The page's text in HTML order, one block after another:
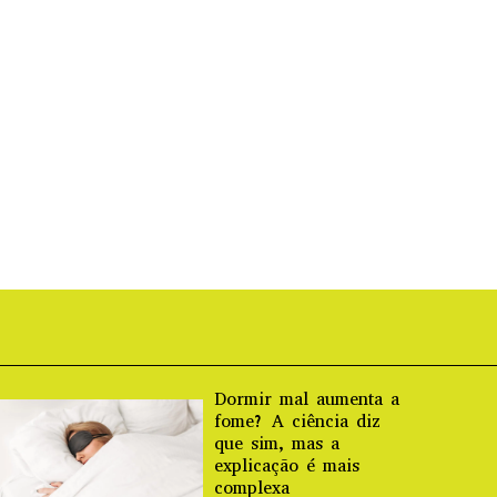
Dormir mal aumenta a
fome? A ciência diz
que sim, mas a
explicação é mais
complexa